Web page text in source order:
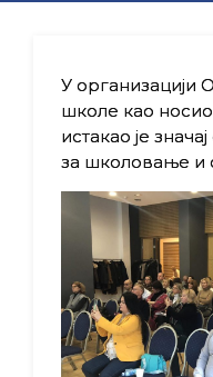
У организацији
школе као
истакао је
за школовање и